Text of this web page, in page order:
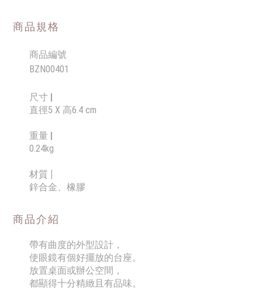
商品規格
商品編號
BZN00401
尺寸 |
直徑5 X 高6.4 cm
重量 |
0.24kg
材質 |
鋅合金、橡膠
商品介紹
帶有曲度的外型設計，
使眼鏡有個好擺放的台座。
放置桌面或辦公空間，
都顯得十分精緻且有品味。